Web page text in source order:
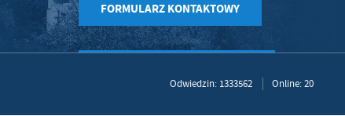
FORMULARZ KONTAKTOWY
Odwiedzin: 1333562 Online: 20